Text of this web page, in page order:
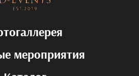
мероприятия